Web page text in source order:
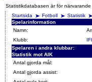
Statistikdatabasen är för
Startsida
Fotboll Statistik
Spelarinformation
Namn:
Klubb:
Spelaren i andra klubbar:
Statistik mot AIK
Antal gjorda mål:
Antal gjorda assist: